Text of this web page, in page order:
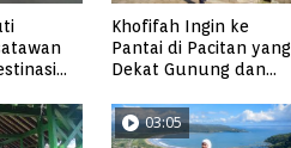
Khofifah Ingin ke
Pantai di Pacitan yang
Dekat Gunung dan
Pangasan?
03:05